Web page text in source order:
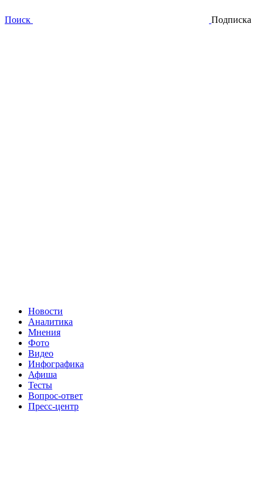
Поиск Подписка
Новости
Аналитика
Мнения
Фото
Видео
Инфографика
Афиша
Тесты
Вопрос-ответ
Пресс-центр